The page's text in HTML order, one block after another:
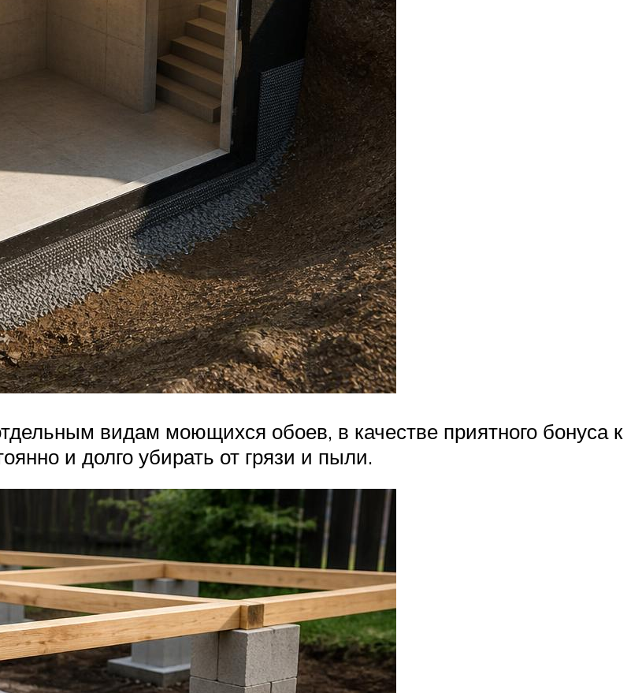
видам моющихся обоев, в качестве приятного бонуса к
и долго убирать от грязи и пыли.